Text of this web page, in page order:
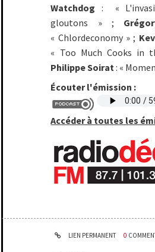
Watchdog : «
gloutons » ;
« Chlordeconomy » ;
« Too Much Cooks in
Philippe Soirat: «
Écouter l'émission :
Accéder à toutes les
LIEN PERMANENT 0